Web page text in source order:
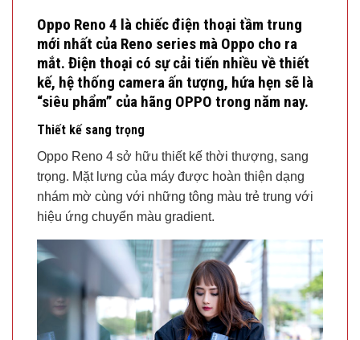
Oppo Reno 4 là chiếc điện thoại tầm trung
mới nhất của Reno series mà Oppo cho ra
mắt. Điện thoại có sự cải tiến nhiều về thiết
kế, hệ thống camera ấn tượng, hứa hẹn sẽ là
“siêu phẩm” của hãng OPPO trong năm nay.
Thiết kế sang trọng
Oppo Reno 4 sở hữu thiết kế thời thượng, sang
trọng. Mặt lưng của máy được hoàn thiện dạng
nhám mờ cùng với những tông màu trẻ trung với
hiệu ứng chuyển màu gradient.